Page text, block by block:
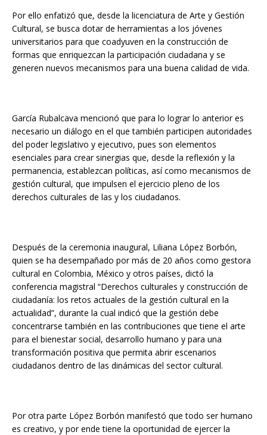
Por ello enfatizó que, desde la licenciatura de Arte y Gestión
Cultural, se busca dotar de herramientas a los jóvenes
universitarios para que coadyuven en la construcción de
formas que enriquezcan la participación ciudadana y se
generen nuevos mecanismos para una buena calidad de vida.
García Rubalcava mencionó que para lo lograr lo anterior es
necesario un diálogo en el que también participen autoridades
del poder legislativo y ejecutivo, pues son elementos
esenciales para crear sinergias que, desde la reflexión y la
permanencia, establezcan políticas, así como mecanismos de
gestión cultural, que impulsen el ejercicio pleno de los
derechos culturales de las y los ciudadanos.
Después de la ceremonia inaugural, Liliana López Borbón,
quien se ha desempañado por más de 20 años como gestora
cultural en Colombia, México y otros países, dictó la
conferencia magistral “Derechos culturales y construcción de
ciudadanía: los retos actuales de la gestión cultural en la
actualidad”, durante la cual indicó que la gestión debe
concentrarse también en las contribuciones que tiene el arte
para el bienestar social, desarrollo humano y para una
transformación positiva que permita abrir escenarios
ciudadanos dentro de las dinámicas del sector cultural.
Por otra parte López Borbón manifestó que todo ser humano
es creativo, y por ende tiene la oportunidad de ejercer la